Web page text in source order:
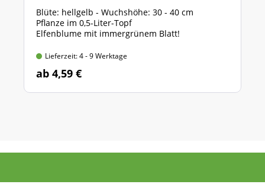
Blüte: hellgelb - Wuchshöhe: 30 - 40 cm
Pflanze im 0,5-Liter-Topf
Elfenblume mit immergrünem Blatt!
Lieferzeit: 4 - 9 Werktage
ab 4,59 €